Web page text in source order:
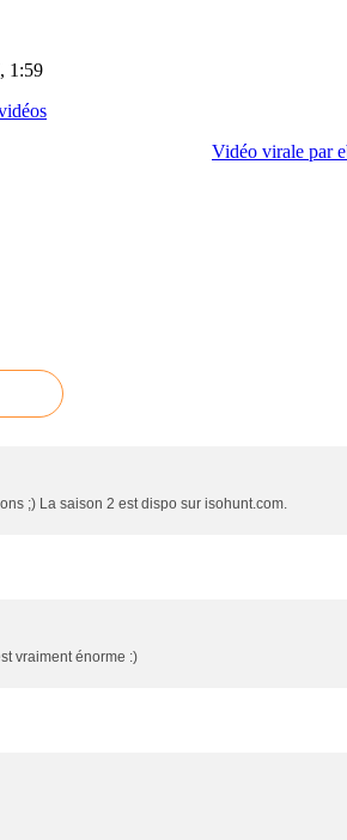
1:59
Vidéo virale par
;) La saison 2 est dispo sur isohunt.com.
vraiment énorme :)